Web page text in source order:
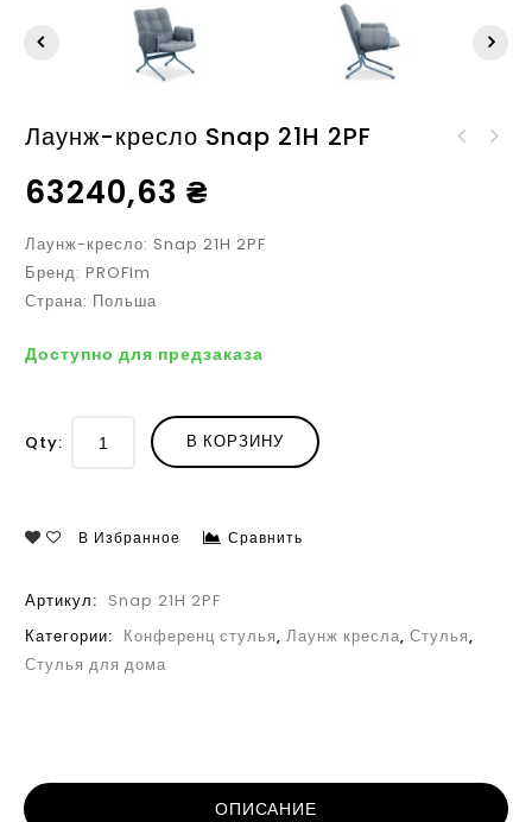
Лаунж-кресло Snap 21H 2PF
63240,63 ₴
Лаунж-кресло: Snap 21H 2PF
Бренд: PROFIm
Страна: Польша
Доступно для предзаказа
Qty: В КОРЗИНУ
В Избранное Сравнить
Артикул: Snap 21H 2PF
Категории: Конференц стулья, Лаунж кресла, Стулья,
Стулья для дома
ОПИСАНИЕ